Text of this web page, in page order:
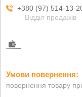
+380 (97) 514-13-
Відділ продажів
повернення товару